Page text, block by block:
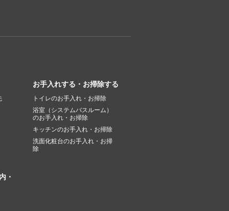
お手入れする・お掃除する
トイレのお手入れ・お掃除
浴室（システムバスルーム）
のお手入れ・お掃除
キッチンのお手入れ・お掃除
洗面化粧台のお手入れ・お掃
除
・